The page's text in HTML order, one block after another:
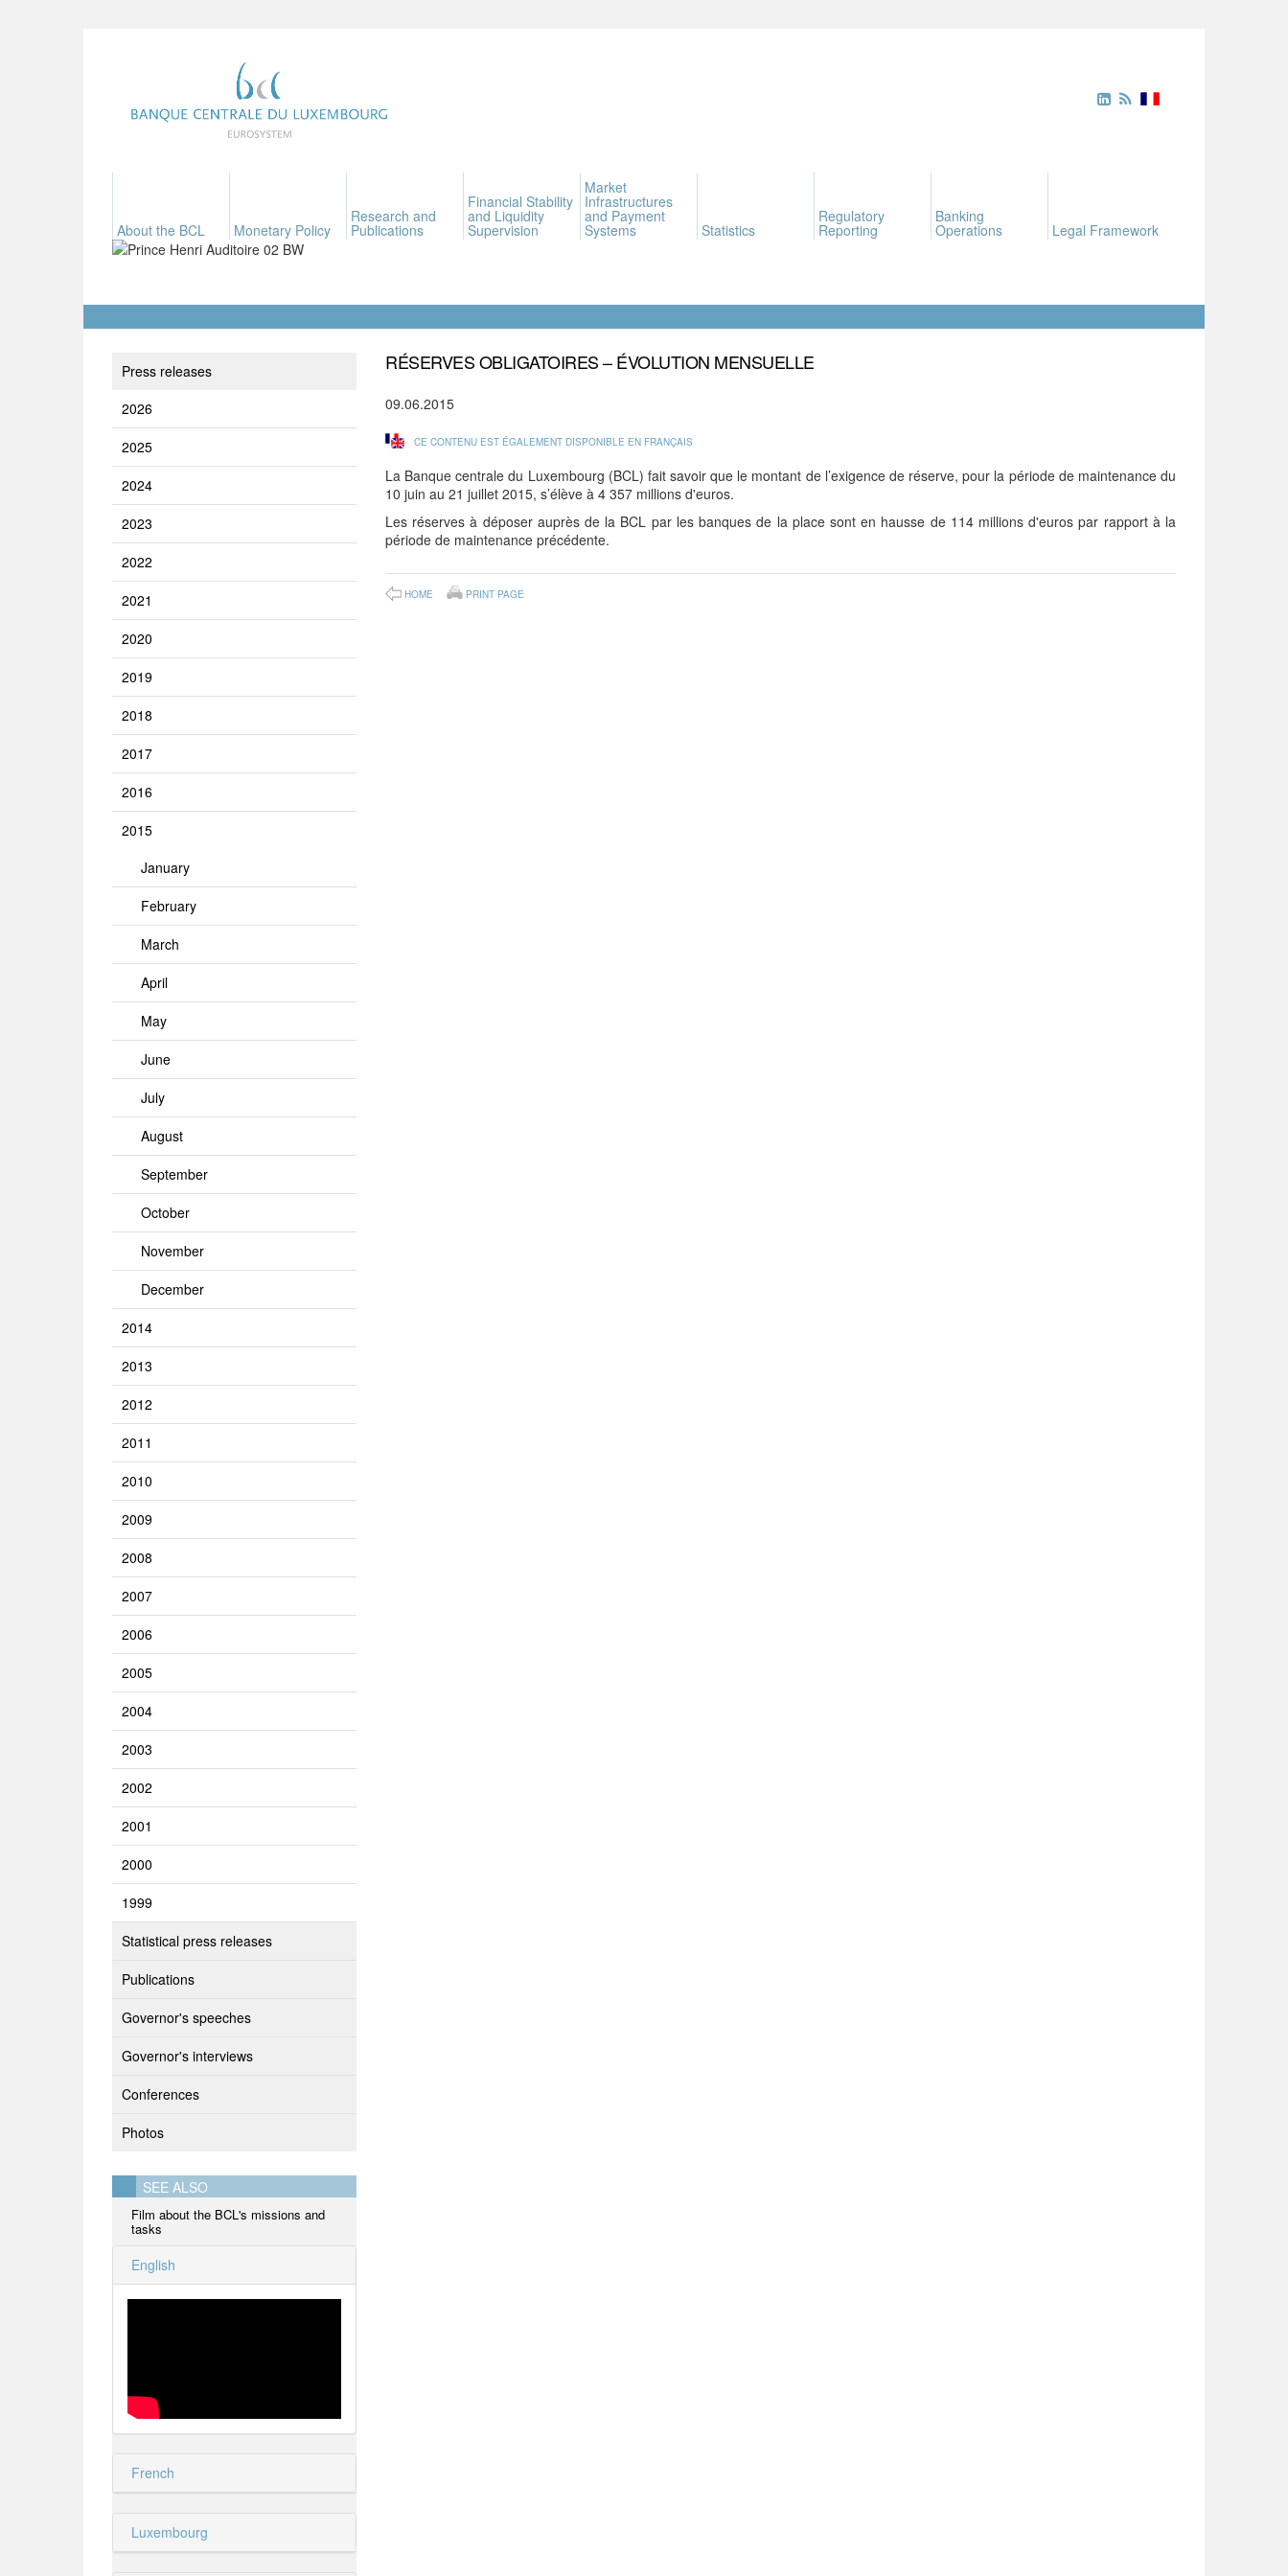
About the BCL Monetary Policy
Research and
Publications
Financial Stability
and Liquidity
Supervision
Market
Infrastructures
and Payment
Systems Statistics
Regulatory
Reporting
Banking
Operations Legal Framework
Press releases
2026
2025
2024
2023
2022
2021
2020
2019
2018
2017
2016
2015
January
February
March
April
May
June
July
August
September
October
November
December
2014
2013
2012
2011
2010
2009
2008
2007
2006
2005
2004
2003
2002
2001
2000
1999
Statistical press releases
Publications
Governor's speeches
Governor's interviews
Conferences
Photos
SEE ALSO
Film about the BCL's missions and
tasks
English
French
Luxembourg
RÉSERVES OBLIGATOIRES – ÉVOLUTION MENSUELLE
09.06.2015
CE CONTENU EST ÉGALEMENT DISPONIBLE EN FRANÇAIS
La Banque centrale du Luxembourg (BCL) fait savoir que le montant de l’exigence de réserve, pour la période de maintenance du
10 juin au 21 juillet 2015, s’élève à 4 357 millions d'euros.
Les réserves à déposer auprès de la BCL par les banques de la place sont en hausse de 114 millions d'euros par rapport à la
période de maintenance précédente.
HOME PRINT PAGE